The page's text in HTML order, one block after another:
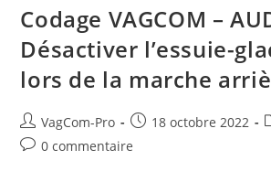
–
Allumage
Des
Feux
En
Cas
Codage VAGCOM –
Désactiver l’essuie-
lors de la marche
Auteur/autrice
de
VagCom-Pro
Post
published:
18 octobre 2022
Post0 commentaire